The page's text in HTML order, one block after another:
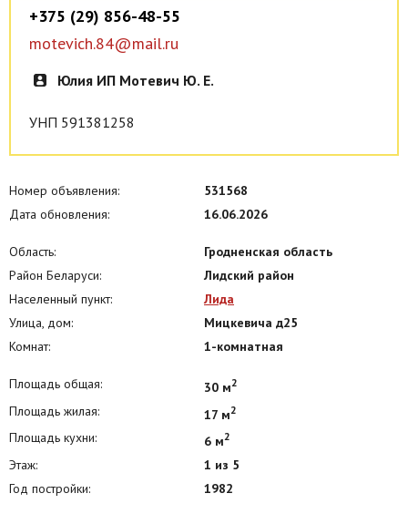
+375 (29) 856-48-55
motevich.84@mail.ru
Юлия ИП Мотевич Ю. Е.
УНП 591381258
Номер объявления:
531568
Дата обновления:
16.06.2026
Область:
Гродненская область
Район Беларуси:
Лидский район
Населенный пункт:
Лида
Улица, дом:
Мицкевича д25
Комнат:
1-комнатная
Площадь общая: 30 м2
Площадь жилая: 17 м2
Площадь кухни: 6 м2
Этаж:
1 из 5
Год постройки:
1982